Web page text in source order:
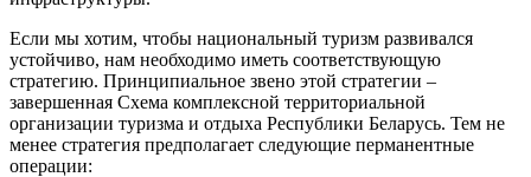
Если мы хотим, чтобы национальный туризм развивался
устойчиво, нам необходимо иметь соответствующую
стратегию. Принципиальное звено этой стратегии –
завершенная Схема комплексной территориальной
организации туризма и отдыха Республики Беларусь. Тем не
менее стратегия предполагает следующие перманентные
операции: